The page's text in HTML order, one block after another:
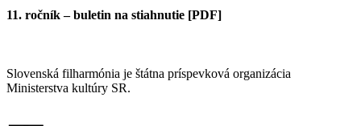
11. ročník – buletin na stiahnutie [PDF]
Slovenská filharmónia je štátna príspevková organizácia
Ministerstva kultúry SR.